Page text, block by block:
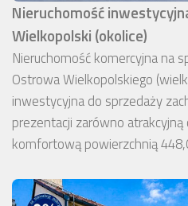
Nieruchomość
Wielkopolski (okolice)
Nieruchomość komercyjna na
Ostrowa Wielkopolskiego
inwestycyjna do sprzedaży
prezentacji zarówno atrakcyjną
komfortową powierzchnią